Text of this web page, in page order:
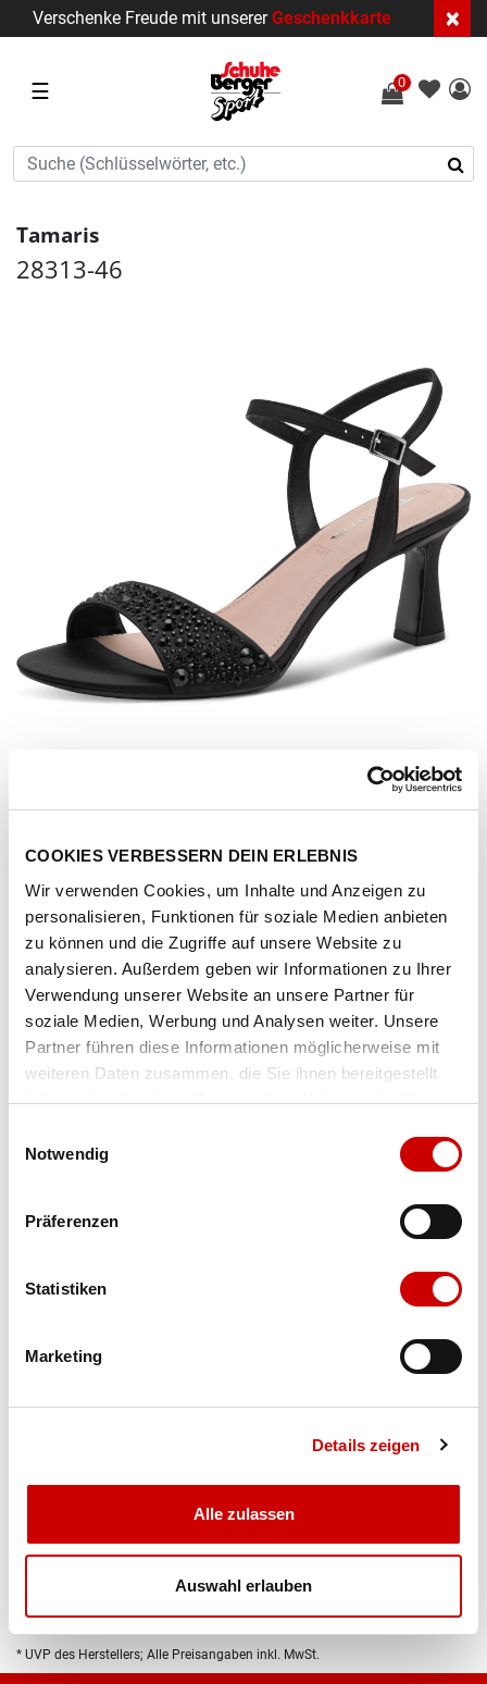
COOKIES VERBESSERN DEIN ERLEBNIS
Wir verwenden Cookies, um Inhalte und Anzeigen zu
personalisieren, Funktionen für soziale Medien anbieten
zu können und die Zugriffe auf unsere Website zu
analysieren. Außerdem geben wir Informationen zu Ihrer
Verwendung unserer Website an unsere Partner für
soziale Medien, Werbung und Analysen weiter. Unsere
Partner führen diese Informationen möglicherweise mit
weiteren Daten zusammen, die Sie ihnen bereitgestellt
haben oder die sie im Rahmen Ihrer Nutzung der Dienste
Notwendig
Präferenzen
Statistiken
Marketing
Details zeigen
Alle zulassen
Auswahl erlauben
Verschenke Freude mit unsererGeschenkkarte ×
☰ 0
Tamaris
28313-46
Artikel-Nr.28313-46-black-glam
Farbe black glam
IN DEN WARENKORB
Bis 17:00 Uhr bestellen: morgen geliefert - ab CHF 50.00
Produktbeschreibung
* UVP des Herstellers; Alle Preisangaben inkl. MwSt.